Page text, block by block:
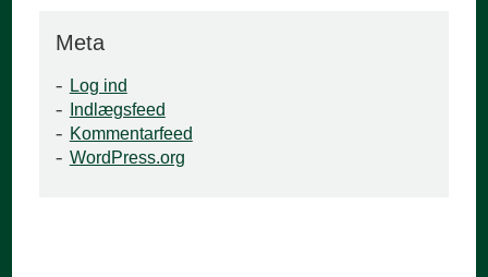
Meta
Log ind
Indlægsfeed
Kommentarfeed
WordPress.org